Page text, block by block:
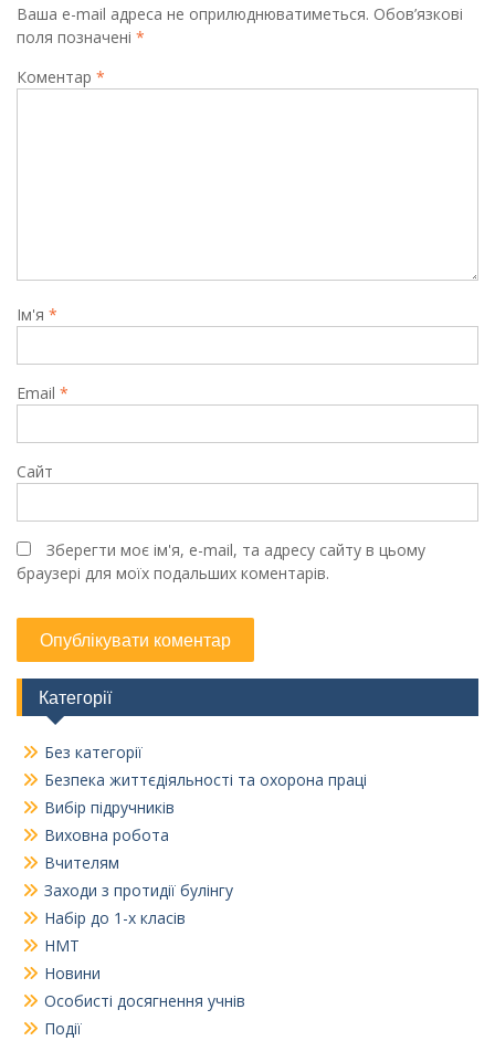
Ваша e-mail адреса не оприлюднюватиметься. Обов’язкові
поля позначені *
Коментар *
Ім'я *
Email *
Сайт
Зберегти моє ім'я, e-mail, та адресу сайту в цьому
браузері для моїх подальших коментарів.
Категорії
Без категорії
Безпека життєдіяльності та охорона праці
Вибір підручників
Виховна робота
Вчителям
Заходи з протидії булінгу
Набір до 1-х класів
НМТ
Новини
Особисті досягнення учнів
Події